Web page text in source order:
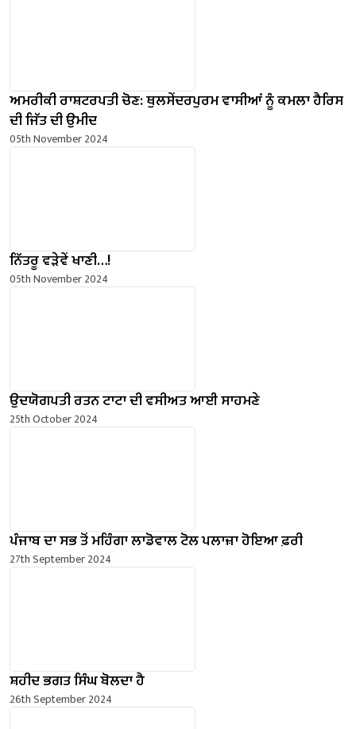
ਅਮਰੀਕੀ ਰਾਸ਼ਟਰਪਤੀ ਚੋਣ: ਥੁਲਸੇਂਦਰਪੁਰਮ ਵਾਸੀਆਂ ਨੂੰ ਕਮਲਾ ਹੈਰਿਸ
ਦੀ ਜਿੱਤ ਦੀ ਉਮੀਦ
05th November 2024
ਨਿੱਤਰੂ ਵੜੇਵੇਂ ਖਾਣੀ…!
05th November 2024
ਉਦਯੋਗਪਤੀ ਰਤਨ ਟਾਟਾ ਦੀ ਵਸੀਅਤ ਆਈ ਸਾਹਮਣੇ
25th October 2024
ਪੰਜਾਬ ਦਾ ਸਭ ਤੋਂ ਮਹਿੰਗਾ ਲਾਡੋਵਾਲ ਟੋਲ ਪਲਾਜ਼ਾ ਹੋਇਆ ਫ਼ਰੀ
27th September 2024
ਸ਼ਹੀਦ ਭਗਤ ਸਿੰਘ ਬੋਲਦਾ ਹੈ
26th September 2024